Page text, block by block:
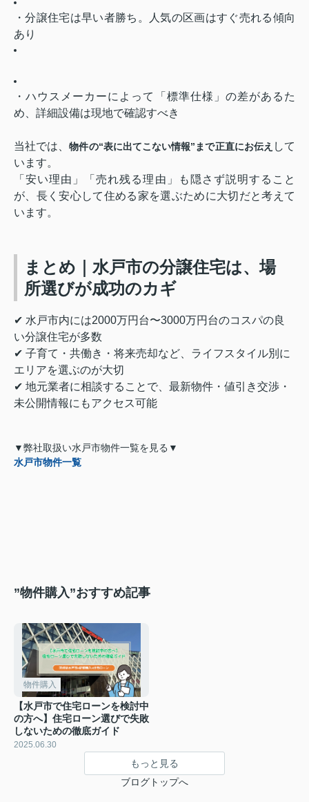
・分譲住宅は早い者勝ち。人気の区画はすぐ売れる傾向
あり
・ハウスメーカーによって「標準仕様」の差があるた
め、詳細設備は現地で確認すべき
当社では、物件の“表に出てこない情報”まで正直にお伝え して
います。
「安い理由」「売れ残る理由」も隠さず説明すること
が、長く安心して住める家を選ぶために大切だと考えて
います。
まとめ｜水戸市の分譲住宅は、場
所選びが成功のカギ
✔ 水戸市内には2000万円台〜3000万円台のコスパの良
い分譲住宅が多数
✔ 子育て・共働き・将来売却など、ライフスタイル別に
エリアを選ぶのが大切
✔ 地元業者に相談することで、最新物件・値引き交渉・
未公開情報にもアクセス可能
▼弊社取扱い水戸市物件一覧を見る▼
水戸市物件一覧
”物件購入”おすすめ記事
物件購入
【水戸市で住宅ローンを検討中
の方へ】住宅ローン選びで失敗
しないための徹底ガイド
2025.06.30
もっと見る
ブログトップへ